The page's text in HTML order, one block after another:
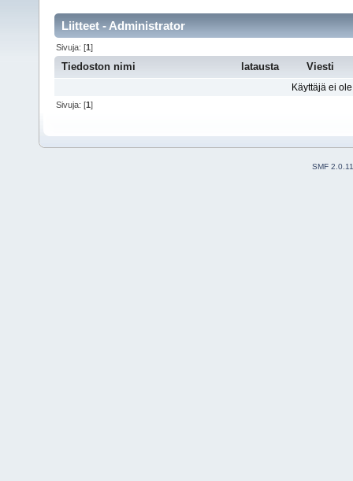
Liitteet - Administrator
Sivuja: [1]
Tiedoston nimi latausta Viesti
Käyttäjä ei
Sivuja: [1]
SMF 2.0.11